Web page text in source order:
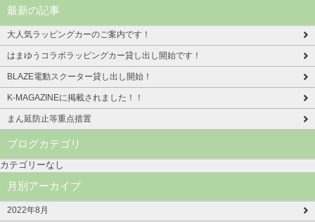
最新の記事
大人気ラッピングカーのご案内です！
はまゆうコラボラッピングカー貸し出し開始です！
BLAZE電動スクーター貸し出し開始！
K-MAGAZINEに掲載されました！！
まん延防止等重点措置
ブログカテゴリ
カテゴリーなし
月別アーカイブ
2022年8月